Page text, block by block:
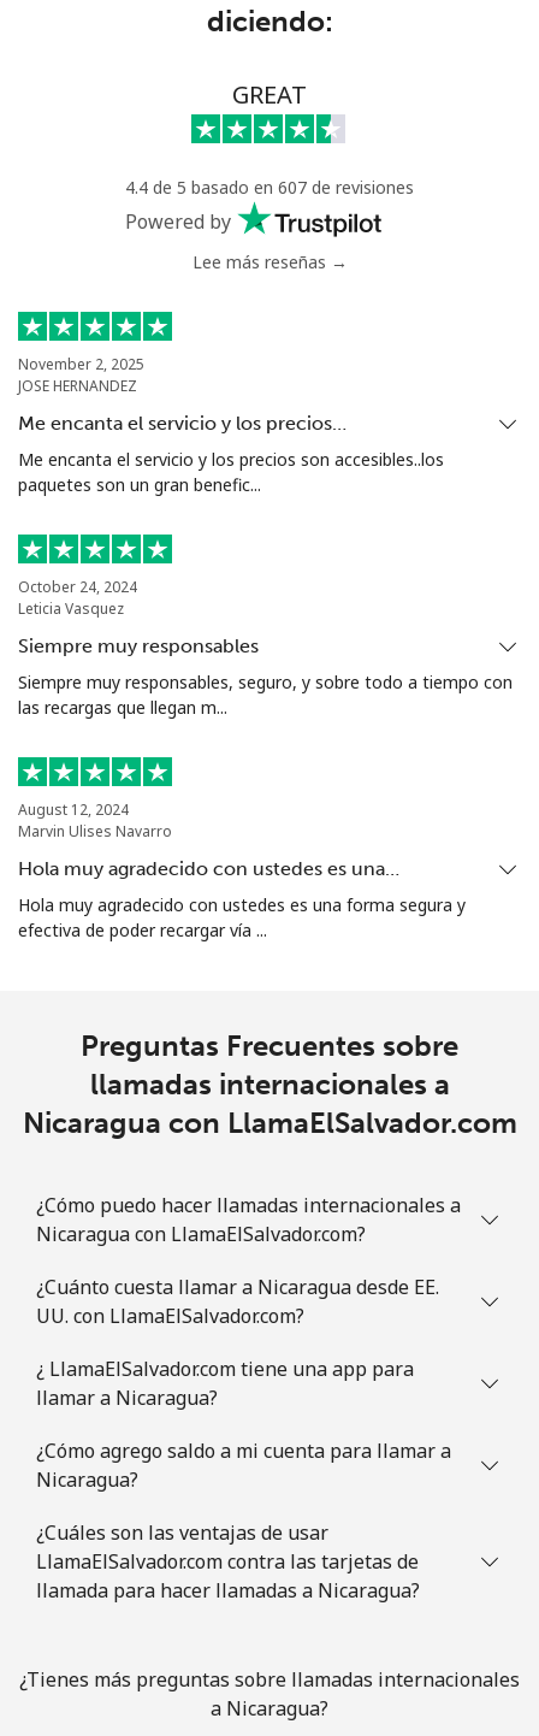
18 min por ⁦$10⁩
20 min por ⁦$10⁩
46 min por ⁦$10⁩
Celular ⁦16.5¢⁩
Niue
All
country
⁦205.9¢⁩ 4 min por ⁦$10⁩
Norfolk Island
All
North Korea
All
country
⁦73.9¢⁩
Línea fija ⁦1.5¢⁩ 665 min por ⁦$10⁩
diciendo:
GREAT
4.4 de 5 basado en 607 de revisiones
Powered by
Lee más reseñas →
November 2, 2025
JOSE HERNANDEZ
Me encanta el servicio y los precios…
Me encanta el servicio y los precios son accesibles..los
paquetes son un gran benefic...
October 24, 2024
Leticia Vasquez
Siempre muy responsables
Siempre muy responsables, seguro, y sobre todo a tiempo con
las recargas que llegan m...
August 12, 2024
Marvin Ulises Navarro
Hola muy agradecido con ustedes es una…
Hola muy agradecido con ustedes es una forma segura y
efectiva de poder recargar vía ...
Preguntas Frecuentes sobre
llamadas internacionales a
Nicaragua con LlamaElSalvador.com
¿Cómo puedo hacer llamadas internacionales a
Nicaragua con LlamaElSalvador.com?
¿Cuánto cuesta llamar a Nicaragua desde EE.
UU. con LlamaElSalvador.com?
¿ LlamaElSalvador.com tiene una app para
llamar a Nicaragua?
¿Cómo agrego saldo a mi cuenta para llamar a
Nicaragua?
¿Cuáles son las ventajas de usar
LlamaElSalvador.com contra las tarjetas de
llamada para hacer llamadas a Nicaragua?
¿Tienes más preguntas sobre llamadas internacionales
a Nicaragua?